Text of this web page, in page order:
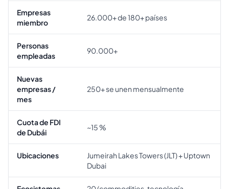
Empresas
miembro
26.000+ de 180+ países
Personas
empleadas
90.000+
Nuevas
empresas /
mes
250+ se unen mensualmente
Cuota de FDI
de Dubái
~15 %
Ubicaciones
Jumeirah Lakes Towers (JLT) + Uptown
Dubai